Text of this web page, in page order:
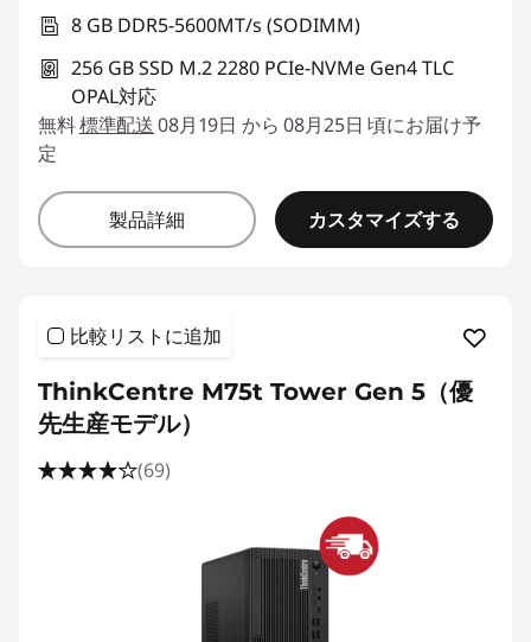
8 GB DDR5-5600MT/s (SODIMM)
256 GB SSD M.2 2280 PCIe-NVMe Gen4 TLC
OPAL対応
無料標準配送08月19日 から 08月25日 頃にお届け予
定
製品詳細 カスタマイズする
比較リストに追加
ThinkCentre M75t Tower Gen 5（優
先生産モデル）
(69)